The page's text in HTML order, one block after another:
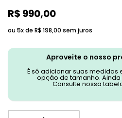
R$ 990,00
ou 5x de R$ 198,00 sem juros
Aproveite o nosso
É só adicionar suas medidas
opção de tamanho.
Consulte nossa